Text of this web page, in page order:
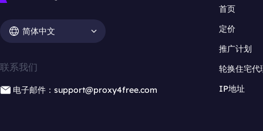
简体中文
联系我们
电子邮件：support@proxy4free.com
首页
定价
推广计划
轮换住宅代
IP地址